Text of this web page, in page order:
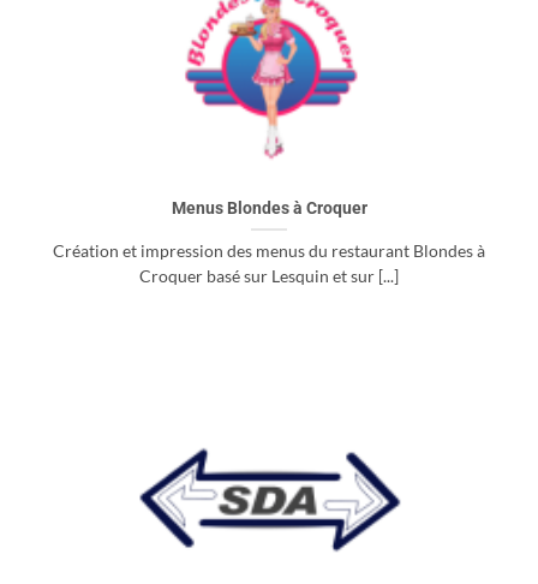
Menus Blondes à Croquer
Création et impression des menus du restaurant Blondes à
Croquer basé sur Lesquin et sur [...]